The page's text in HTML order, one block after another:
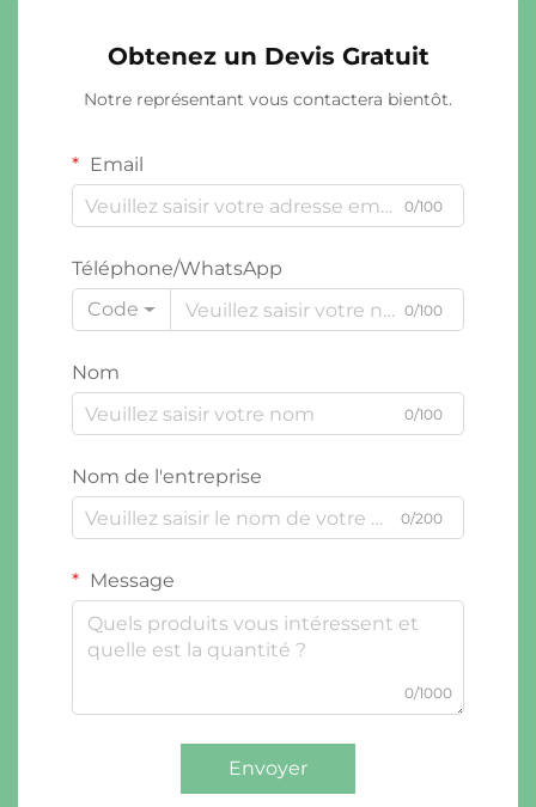
Obtenez un Devis Gratuit
Notre représentant vous contactera bientôt.
Email
0/100
Téléphone/WhatsApp
Code
0/100
Nom
0/100
Nom de l'entreprise
0/200
Message
0/1000
Envoyer